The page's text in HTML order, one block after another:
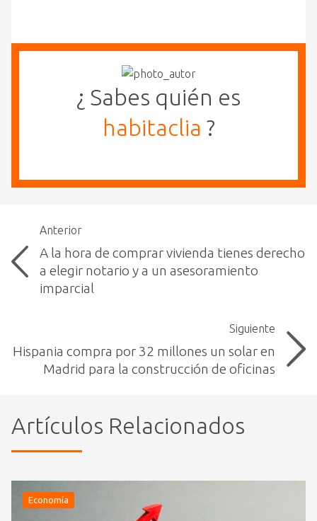
¿ Sabes quién es
habitaclia ?
Anterior
A la hora de comprar vivienda tienes derecho
a elegir notario y a un asesoramiento
imparcial
Siguiente
Hispania compra por 32 millones un solar en
Madrid para la construcción de oficinas
Artículos Relacionados
Economía